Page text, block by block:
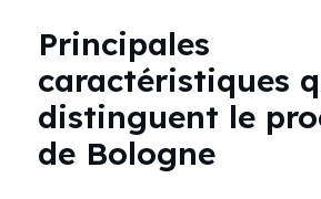
Principales
caractéristiques
distinguent le
de Bologne